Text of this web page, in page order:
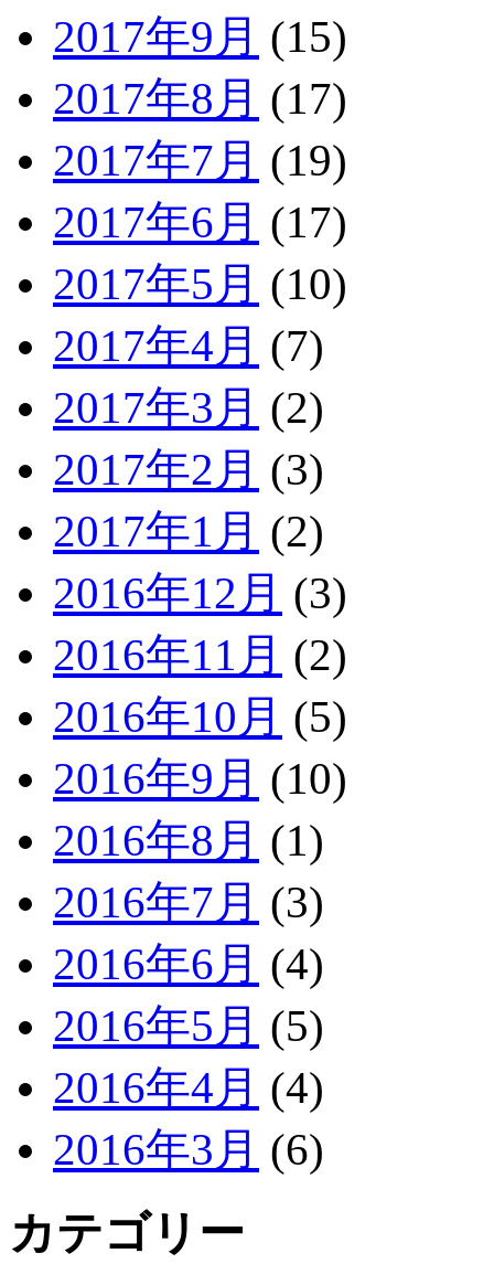
2017年9月 (15)
2017年8月 (17)
2017年7月 (19)
2017年6月 (17)
2017年5月 (10)
2017年4月 (7)
2017年3月 (2)
2017年2月 (3)
2017年1月 (2)
2016年12月 (3)
2016年11月 (2)
2016年10月 (5)
2016年9月 (10)
2016年8月 (1)
2016年7月 (3)
2016年6月 (4)
2016年5月 (5)
2016年4月 (4)
2016年3月 (6)
カテゴリー